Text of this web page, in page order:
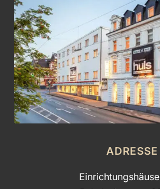
ADRESSE